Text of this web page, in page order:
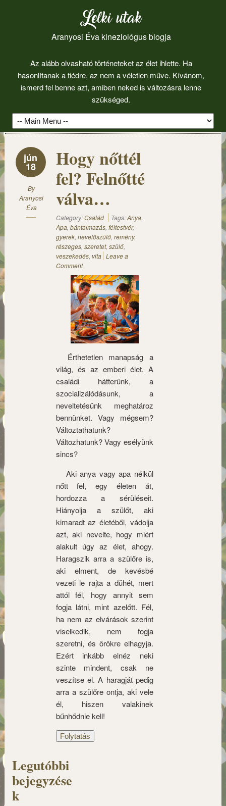
Lelki utak
Aranyosi Éva kineziológus blogja
Az alább olvasható történeteket az élet ihlette. Ha
hasonlítanak a tiédre, az nem a véletlen műve. Kívánom,
ismerd fel benne azt, amiben neked is változásra lenne
szükséged.
jún
18
By
Aranyosi
Éva
Hogy nőttél
fel? Felnőtté
válva…
Category:Család Tags:Anya,
Apa, bántalmazás, féltestvér,
gyerek, nevelőszülő, remény,
részeges, szeretet, szülő,
veszekedés, vita Leave a
Comment
Érthetetlen manapság a
világ, és az emberi élet. A
családi hátterünk, a
szocializálódásunk, a
neveltetésünk meghatároz
bennünket. Vagy mégsem?
Változtathatunk?
Változhatunk? Vagy esélyünk
sincs?
Aki anya vagy apa nélkül
nőtt fel, egy életen át,
hordozza a sérüléseit.
Hiányolja a szülőt, aki
kimaradt az életéből, vádolja
azt, aki nevelte, hogy miért
alakult úgy az élet, ahogy.
Haragszik arra a szülőre is,
aki elment, de kevésbé
vezeti le rajta a dühét, mert
attól fél, hogy annyit sem
fogja látni, mint azelőtt. Fél,
ha nem az elvárások szerint
viselkedik, nem fogja
szeretni, és örökre elhagyja.
Ezért inkább elnéz neki
szinte mindent, csak ne
veszítse el. A haragját pedig
arra a szülőre ontja, aki vele
él, hiszen valakinek
bűnhődnie kell!
Folytatás
Legutóbbi
bejegyzése
k